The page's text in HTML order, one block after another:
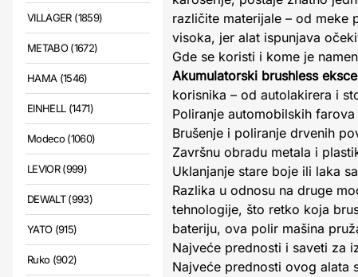
VILLAGER (1859)
METABO (1672)
HAMA (1546)
EINHELL (1471)
Modeco (1060)
LEVIOR (999)
DEWALT (993)
YATO (915)
Ruko (902)
različite materijale – od meke
visoka, jer alat ispunjava
Gde se koristi i kome je
Akumulatorski brushless
korisnika – od autolakirera i
Poliranje automobilskih
Brušenje i poliranje drvenih
Završnu obradu metala i
Uklanjanje stare boje ili laka
Razlika u odnosu na druge
tehnologije, što retko koja
bateriju, ova polir mašina
Najveće prednosti i saveti za
Najveće prednosti ovog alata